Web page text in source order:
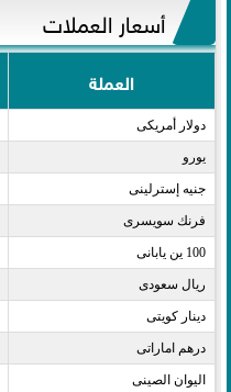
أسعار العملات
العملة
دولار أمريكى​
يورو​
جنيه إسترلينى​
فرنك سويسرى​
100 ين يابانى​
ريال سعودى​
دينار كويتى​
درهم اماراتى​
اليوان الصينى​